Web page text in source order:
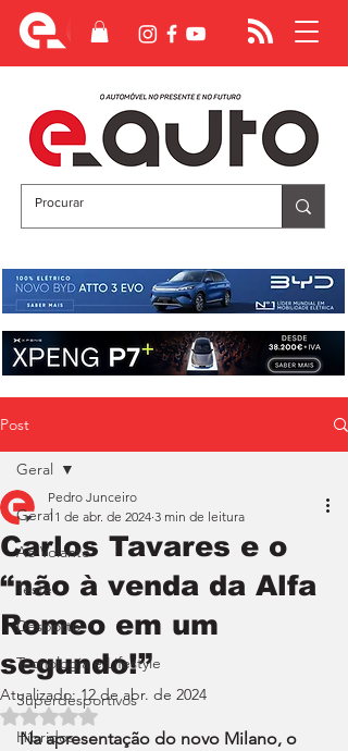
Post
Geral
Ao Volante
Teste
Desporto
Tecnologia e Lifestyle
Superdesportivos
Híbridos
Geral
Carlos Tavares e o
“não à venda da Alfa
Romeo em um
segundo!”
Pedro Junceiro
11 de abr. de 2024 3 min de leitura
Atualizado:12 de abr. de 2024
Avaliado com NaN de 5 estrelas.
Na apresentação do novo Milano, o